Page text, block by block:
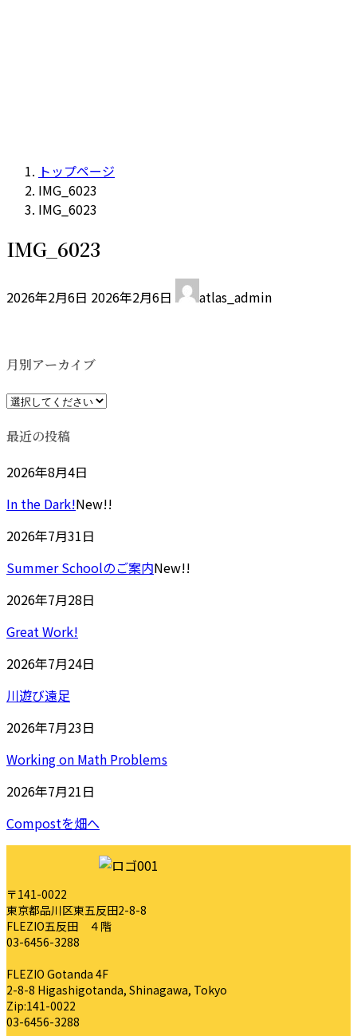
トップページ
IMG_6023
IMG_6023
IMG_6023
2026年2月6日 終
日
:
2026年2月6日 atlas_admin
月別アーカイブ
最近の投稿
2026年8月4日
In the Dark!New!!
2026年7月31日
Summer Schoolのご案内New!!
2026年7月28日
Great Work!
2026年7月24日
川遊び遠足
2026年7月23日
Working on Math Problems
2026年7月21日
Compostを畑へ
〒141-0022
東京都品川区東五反田2-8-8
FLEZIO五反田 ４階
03-6456-3288
FLEZIO Gotanda 4F
2-8-8 Higashigotanda, Shinagawa, Tokyo
Zip:141-0022
03-6456-3288